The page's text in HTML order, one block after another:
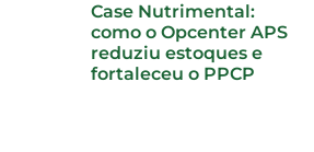
Case Nutrimental:
como o Opcenter APS
reduziu estoques e
fortaleceu o PPCP